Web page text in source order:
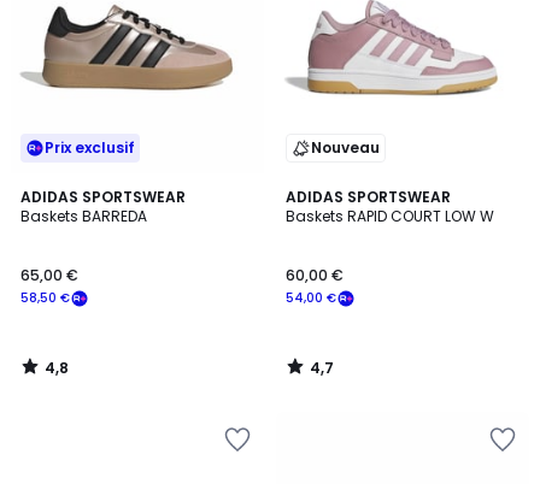
Prix exclusif
ADIDAS SPORTSWEAR
Baskets BARREDA
58,50 €
65,00 €
4,8
/ 5
4,8
/
Nouveau
ADIDAS SPORTSWEAR
Baskets RAPID COURT LOW W
54,00 €
60,00 €
4,7
/ 5
4,7
/